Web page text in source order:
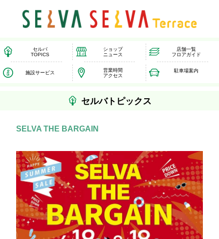
セルバ
TOPICS
ショップ
ニュース
店舗一覧
フロアガイド
施設サービス
営業時間
アクセス
駐車場案内
セルバトピックス
SELVA THE BARGAIN